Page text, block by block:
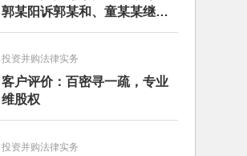
郭某阳诉郭某和、童某某继承
纠纷案
投资并购法律实务
客户评价：百密寻一疏，专业
维股权
投资并购法律实务